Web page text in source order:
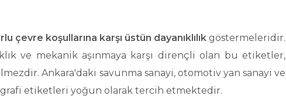
çevre koşullarına karşı üstün dayanıklılıkgöstermeleridir.
ve mekanik aşınmaya karşı dirençli olan bu etiketler,
Ankara'daki savunma sanayi, otomotiv yan sanayi ve
etiketleri yoğun olarak tercih etmektedir.